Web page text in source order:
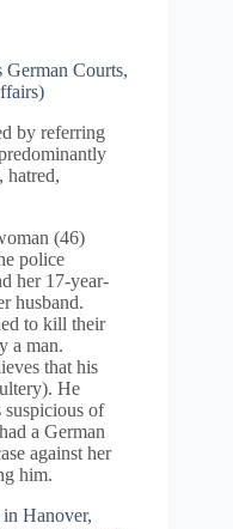
German Courts,
by referring
hatred,
(46)
police
her 17-year-
husband.
to kill their
a man.
that his
He
of
a German
against her
him.
Hanover,